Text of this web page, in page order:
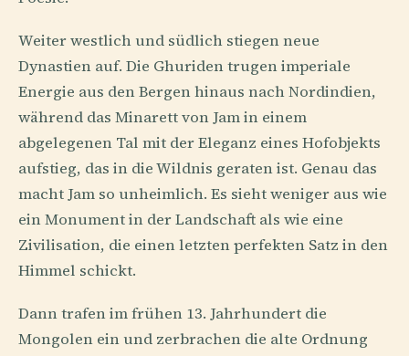
Weiter westlich und südlich stiegen neue
Dynastien auf. Die Ghuriden trugen imperiale
Energie aus den Bergen hinaus nach Nordindien,
während das Minarett von Jam in einem
abgelegenen Tal mit der Eleganz eines Hofobjekts
aufstieg, das in die Wildnis geraten ist. Genau das
macht Jam so unheimlich. Es sieht weniger aus wie
ein Monument in der Landschaft als wie eine
Zivilisation, die einen letzten perfekten Satz in den
Himmel schickt.
Dann trafen im frühen 13. Jahrhundert die
Mongolen ein und zerbrachen die alte Ordnung